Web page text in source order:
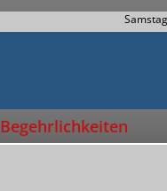
Begehrlichkeiten